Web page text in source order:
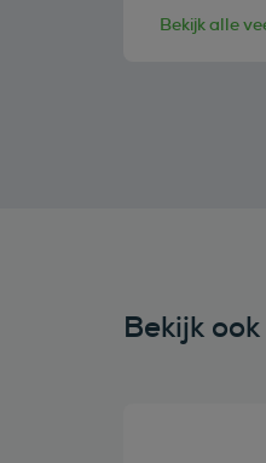
Bekijk alle
Bekijk